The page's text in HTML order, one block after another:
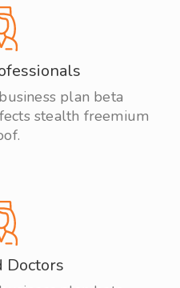
plan beta
stealth freemium
Doctors